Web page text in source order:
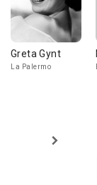
Greta Gynt
La Palermo